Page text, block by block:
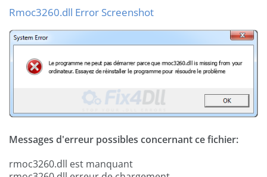
Rmoc3260.dll Error Screenshot
Messages d'erreur possibles concernant ce fichier:
rmoc3260.dll est manquant